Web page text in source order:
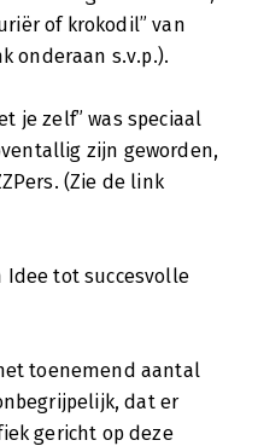
of krokodil” van
onderaan s.v.p.).
je zelf” was speciaal
zijn geworden,
(Zie de link
Idee tot succesvolle
toenemend aantal
dat er
gericht op deze